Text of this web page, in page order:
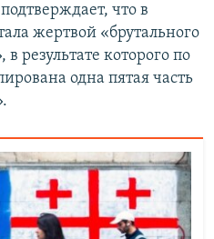
что в
жертвой «брутального
результате которого по
одна пятая часть